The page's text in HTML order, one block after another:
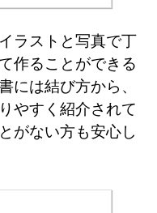
ラストと写真で丁
作ることができる
には結び方から、
やすく紹介されて
がない方も安心し